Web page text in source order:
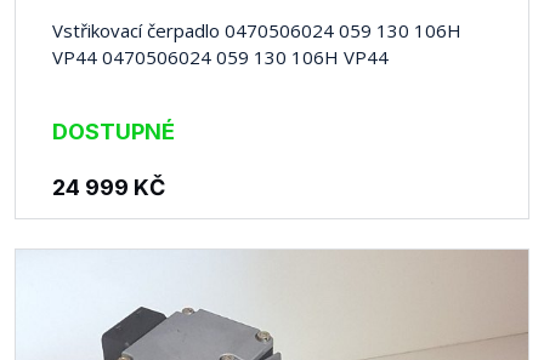
Vstřikovací čerpadlo 0470506024 059 130 106H
VP44 0470506024 059 130 106H VP44
DOSTUPNÉ
24 999 KČ